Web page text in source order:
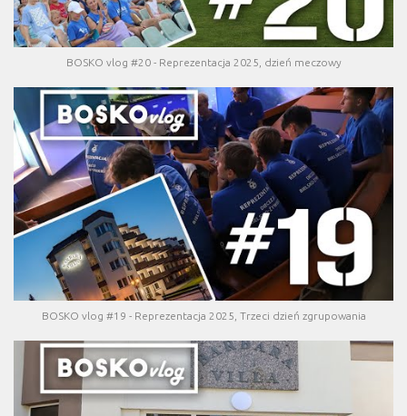
BOSKO vlog #20 - Reprezentacja 2025, dzień meczowy
BOSKO vlog #19 - Reprezentacja 2025, Trzeci dzień zgrupowania